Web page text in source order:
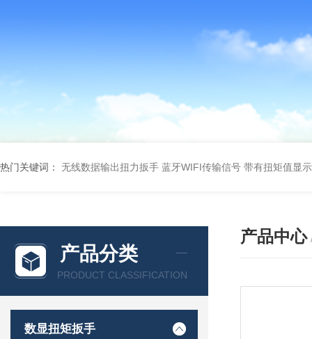
热门关键词： 无线数据输出扭力扳手 蓝牙WIFI传输信号 带有扭矩值显
产品分类
PRODUCT CLASSIFICATION
数显扭矩扳手
产品中心